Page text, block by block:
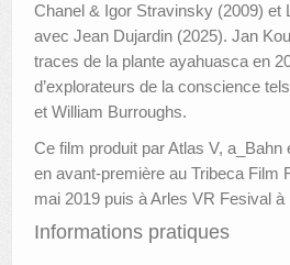
Chanel & Igor Stravinsky (2009) et
avec Jean Dujardin (2025). Jan
traces de la plante ayahuasca en
d’explorateurs de la conscience
et William Burroughs.
Ce film produit par Atlas V, a_Bahn
en avant-première au Tribeca Film
mai 2019 puis à Arles VR Fesival à
Informations pratiques